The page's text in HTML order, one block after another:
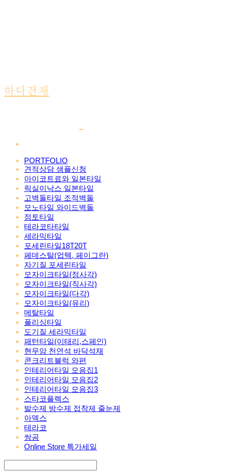
하다건재
PORTFOLIO
견적상담 샘플신청
아이코트료와 일본타일
릭실이낙스 일본타일
고벽돌타일 조적벽돌
모노타일 와이드벽돌
점토타일
테라코타타일
세라믹타일
포세린타일18T20T
페데스탈(업텍, 페이그란)
자기질 포세린타일
모자이크타일(정사각)
모자이크타일(직사각)
모자이크타일(다각)
모자이크타일(유리)
메탈타일
폴리싱타일
도기질 세라믹타일
패턴타일(이태리,스페인)
현무암 천연석 바닥석재
콘크리트블럭 와편
인테리어타일 모음집1
인테리어타일 모음집2
인테리어타일 모음집3
스타코플렉스
발수제 방수제 접착제 줄눈제
아덱스
테라코
쌍곰
Online Store 특가세일